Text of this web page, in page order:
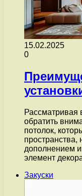
15.02.2025
0
Рассматривая
обратить
потолок,
пространства,
дополнением
элемент
Закуски